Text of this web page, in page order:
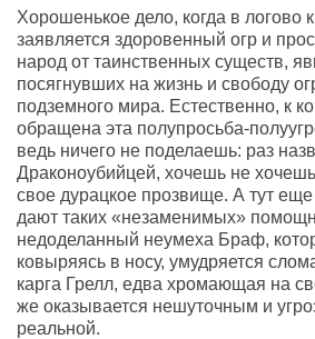
Хорошенькое дело, когда в логово
заявляется здоровенный огр и
народ от таинственных существ,
посягнувших на жизнь и свободу
подземного мира. Естественно, к
обращена эта полупросьба-
ведь ничего не поделаешь: раз
Драконоубийцей, хочешь не
свое дурацкое прозвище. А тут еще
дают таких «незаменимых»
недоделанный неумеха Браф,
ковыряясь в носу, умудряется
карга Грелл, едва хромающая на
же оказывается нешуточным и
реальной.